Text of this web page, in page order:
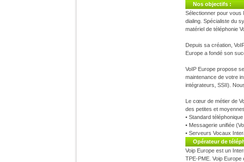
Nos objectifs :
Sélectionner pour vous
dialing. Spécialiste du
matériel de téléphonie
Depuis sa création,
Europe a fondé son
VoIP Europe propose
maintenance de votre
intégrateurs, SSII).
Le cœur de métier de
des petites et
• Standard
• Messagerie unifiée
• Serveurs Vocaux
Opérateur de
Voip Europe est un
TPE-PME. Voip Europe